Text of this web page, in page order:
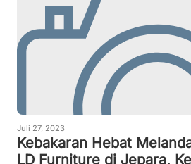
Juli 27, 2023
Kebakaran Hebat
LD Furniture di Jepara,